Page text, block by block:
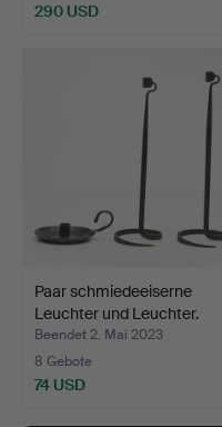
290 USD
Paar schmiedeeiserne
Leuchter und Leuchter.
Beendet 2. Mai 2023
8 Gebote
74 USD